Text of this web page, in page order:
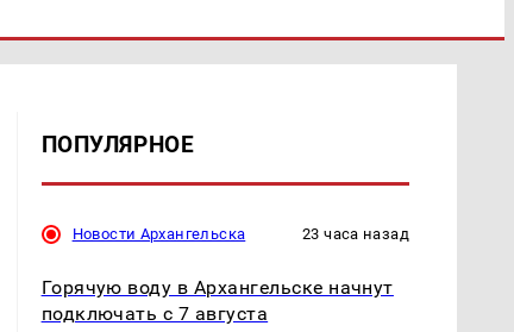
ПОПУЛЯРНОЕ
Новости Архангельска 23 часа назад
Горячую воду в Архангельске начнут
подключать с 7 августа